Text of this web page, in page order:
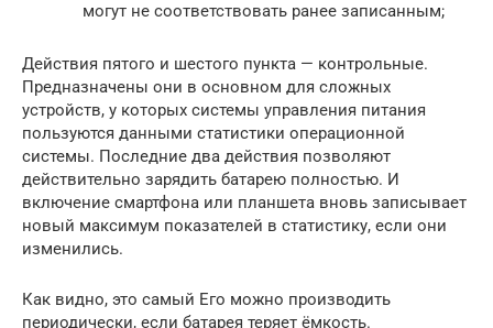
могут не соответствовать ранее записанным;
Действия пятого и шестого пункта — контрольные.
Предназначены они в основном для сложных
устройств, у которых системы управления питания
пользуются данными статистики операционной
системы. Последние два действия позволяют
действительно зарядить батарею полностью. И
включение смартфона или планшета вновь записывает
новый максимум показателей в статистику, если они
изменились.
Как видно, это самый Его можно производить
периодически, если батарея теряет ёмкость.